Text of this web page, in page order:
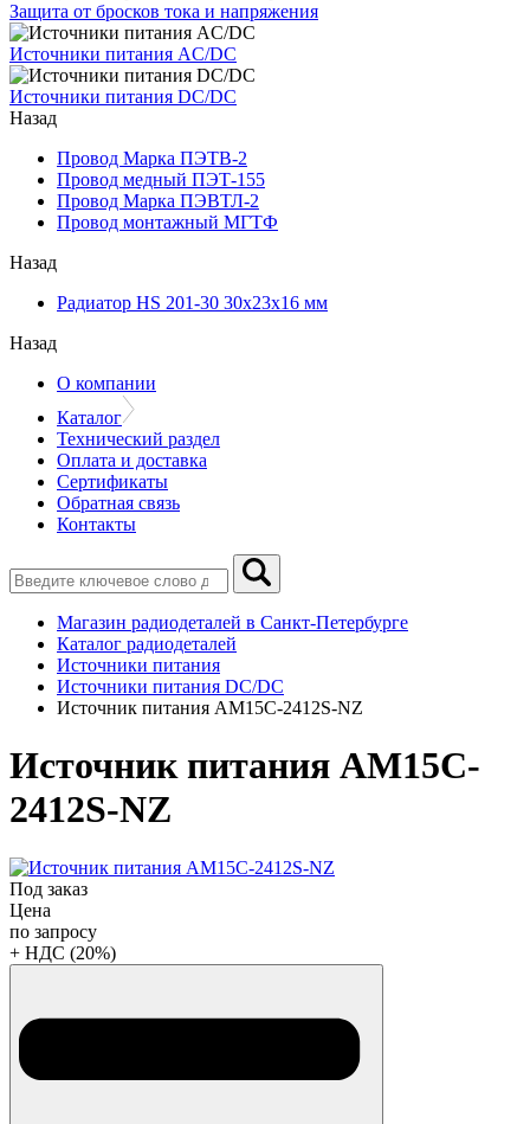
Защита от бросков тока и напряжения
Источники питания AC/DC
Источники питания DC/DC
Назад
Провод Марка ПЭТВ-2
Провод медный ПЭТ-155
Провод Марка ПЭВТЛ-2
Провод монтажный МГТФ
Назад
Радиатор HS 201-30 30х23х16 мм
Назад
О компании
Каталог
Технический раздел
Оплата и доставка
Сертификаты
Обратная связь
Контакты
Магазин радиодеталей в Санкт-Петербурге
Каталог радиодеталей
Источники питания
Источники питания DC/DC
Источник питания AM15C-2412S-NZ
Источник питания AM15C-
2412S-NZ
Под заказ
Цена
по запросу
+ НДС (20%)